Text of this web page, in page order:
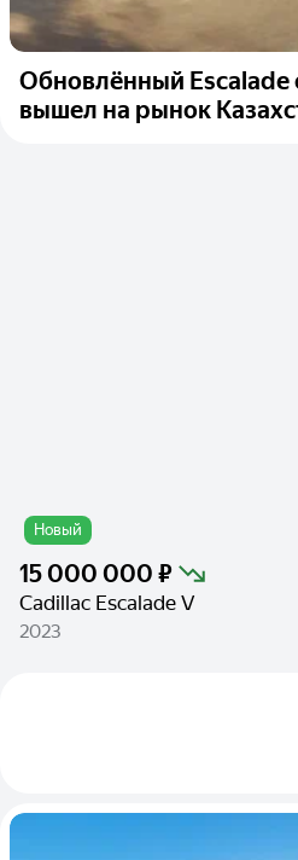
Обновлённый
вышел на рынок
Новый
15 000 000 ₽
Cadillac Escalade V
2023